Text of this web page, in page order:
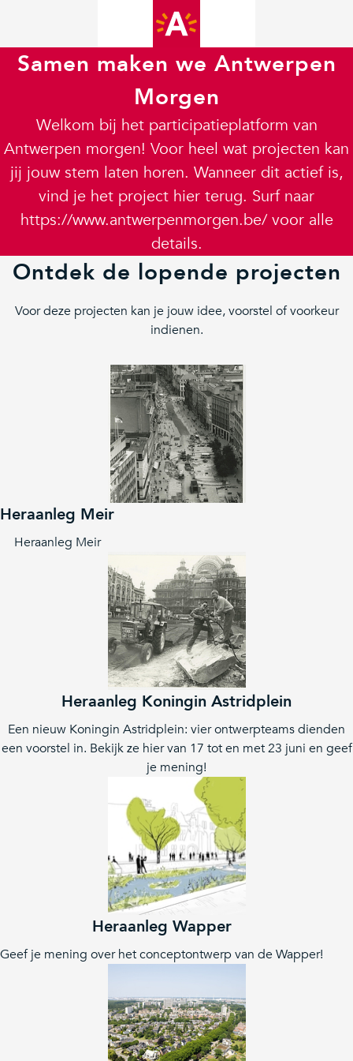
Samen maken we Antwerpen
Morgen
Welkom bij het participatieplatform van
Antwerpen morgen! Voor heel wat projecten kan
jij jouw stem laten horen. Wanneer dit actief is,
vind je het project hier terug. Surf naar
https://www.antwerpenmorgen.be/ voor alle
details.
Ontdek de lopende projecten
Voor deze projecten kan je jouw idee, voorstel of voorkeur
indienen.
Heraanleg Meir
Heraanleg Meir
Heraanleg Koningin Astridplein
Een nieuw Koningin Astridplein: vier ontwerpteams dienden
een voorstel in. Bekijk ze hier van 17 tot en met 23 juni en geef
je mening!
Heraanleg Wapper
Geef je mening over het conceptontwerp van de Wapper!